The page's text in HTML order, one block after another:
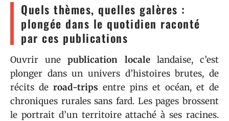
Quels thèmes, quelles galères :
plongée dans le quotidien raconté
par ces publications
Ouvrir unepublication localelandaise, c’est
plonger dans un univers d’histoires brutes, de
récits de road-trips entre pins et océan, et de
chroniques rurales sans fard. Les pages brossent
le portrait d’un territoire attaché à ses racines.